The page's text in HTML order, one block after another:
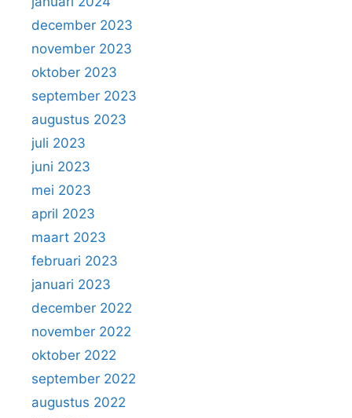
december 2023
november 2023
oktober 2023
september 2023
augustus 2023
juli 2023
juni 2023
mei 2023
april 2023
maart 2023
februari 2023
januari 2023
december 2022
november 2022
oktober 2022
september 2022
augustus 2022